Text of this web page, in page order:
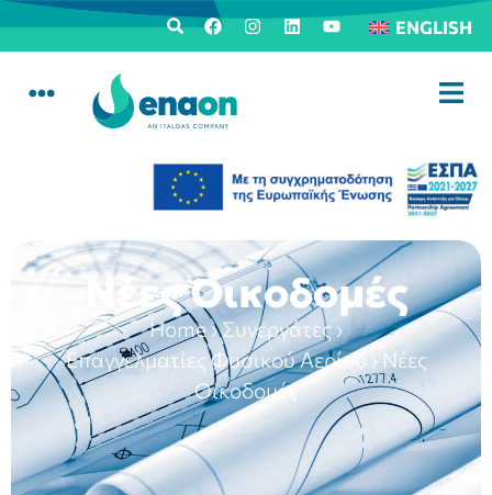
ENGLISH
Νέες Οικοδομές
Home›Συνεργάτες›
Επαγγελματίες Φυσικού Αερίου›Νέες
Οικοδομές